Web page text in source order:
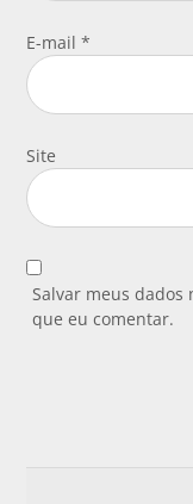
E-mail*
Site
Salvar meus dados
que eu comentar.